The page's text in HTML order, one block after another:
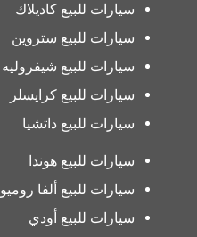
سيارات للبيع كاديلاك
سيارات للبيع ستروين
سيارات للبيع شيفروليه
سيارات للبيع كرايسلر
سيارات للبيع داتشيا
سيارات للبيع هوندا
سيارات للبيع ألفا روميو
سيارات للبيع أودي